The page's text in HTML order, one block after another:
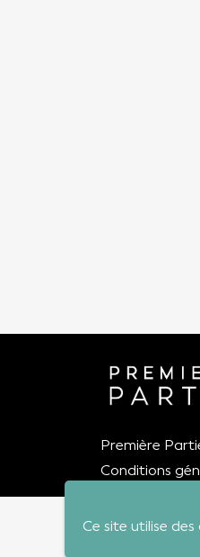
Ce site utilise
Première
Conditions